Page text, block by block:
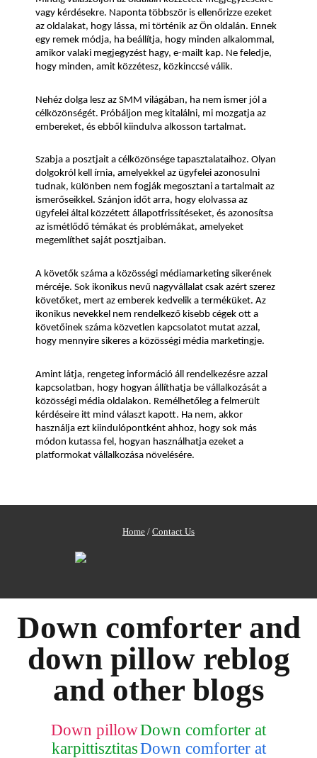
vagy kérdésekre. Naponta többször is ellenőrizze ezeket
az oldalakat, hogy lássa, mi történik az Ön oldalán. Ennek
egy remek módja, ha beállítja, hogy minden alkalommal,
amikor valaki megjegyzést hagy, e-mailt kap. Ne feledje,
hogy minden, amit közzétesz, közkinccsé válik.
Nehéz dolga lesz az SMM világában, ha nem ismer jól a
célközönségét. Próbáljon meg kitalálni, mi mozgatja az
embereket, és ebből kiindulva alkosson tartalmat.
Szabja a posztjait a célközönsége tapasztalataihoz. Olyan
dolgokról kell írnia, amelyekkel az ügyfelei azonosulni
tudnak, különben nem fogják megosztani a tartalmait az
ismerőseikkel. Szánjon időt arra, hogy elolvassa az
ügyfelei által közzétett állapotfrissítéseket, és azonosítsa
az ismétlődő témákat és problémákat, amelyeket
megemlíthet saját posztjaiban.
A követők száma a közösségi médiamarketing sikerének
mércéje. Sok ikonikus nevű nagyvállalat csak azért szerez
követőket, mert az emberek kedvelik a terméküket. Az
ikonikus nevekkel nem rendelkező kisebb cégek ott a
követőinek száma közvetlen kapcsolatot mutat azzal,
hogy mennyire sikeres a közösségi média marketingje.
Amint látja, rengeteg információ áll rendelkezésre azzal
kapcsolatban, hogy hogyan állíthatja be vállalkozását a
közösségi média oldalakon. Remélhetőleg a felmerült
kérdéseire itt mind választ kapott. Ha nem, akkor
használja ezt kiindulópontként ahhoz, hogy sok más
módon kutassa fel, hogyan használhatja ezeket a
platformokat vállalkozása növelésére.
Home / Contact Us
Down comforter and
down pillow reblog
and other blogs
Down pillowDown comforter at
karpittisztitasDown comforter at